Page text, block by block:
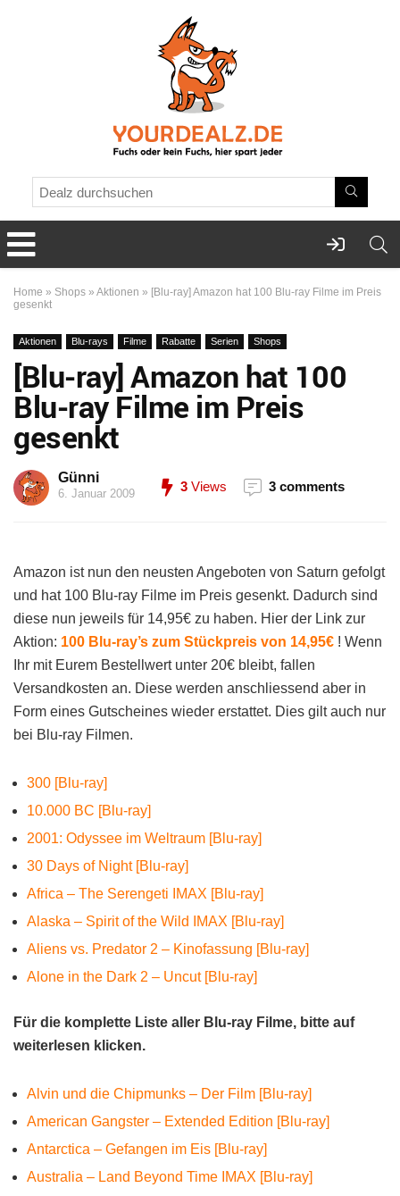
Home » Shops » Aktionen » [Blu-ray] Amazon hat 100 Blu-ray Filme im Preis
gesenkt
Aktionen Blu-rays Filme Rabatte Serien Shops
[Blu-ray] Amazon hat 100
Blu-ray Filme im Preis
gesenkt
Günni
6. Januar 2009 3 Views 3 comments
Amazon ist nun den neusten Angeboten von Saturn gefolgt
und hat 100 Blu-ray Filme im Preis gesenkt. Dadurch sind
diese nun jeweils für 14,95€ zu haben. Hier der Link zur
Aktion: 100 Blu-ray’s zum Stückpreis von 14,95€ ! Wenn
Ihr mit Eurem Bestellwert unter 20€ bleibt, fallen
Versandkosten an. Diese werden anschliessend aber in
Form eines Gutscheines wieder erstattet. Dies gilt auch nur
bei Blu-ray Filmen.
300 [Blu-ray]
10.000 BC [Blu-ray]
2001: Odyssee im Weltraum [Blu-ray]
30 Days of Night [Blu-ray]
Africa – The Serengeti IMAX [Blu-ray]
Alaska – Spirit of the Wild IMAX [Blu-ray]
Aliens vs. Predator 2 – Kinofassung [Blu-ray]
Alone in the Dark 2 – Uncut [Blu-ray]
Für die komplette Liste aller Blu-ray Filme, bitte auf
weiterlesen klicken.
Alvin und die Chipmunks – Der Film [Blu-ray]
American Gangster – Extended Edition [Blu-ray]
Antarctica – Gefangen im Eis [Blu-ray]
Australia – Land Beyond Time IMAX [Blu-ray]